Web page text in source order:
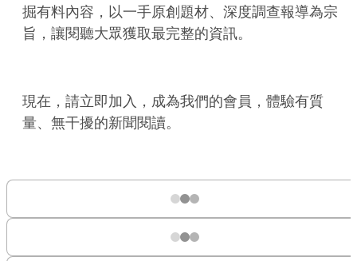
掘有料內容，以一手原創題材、深度調查報導為宗
旨，讓閱聽大眾獲取最完整的資訊。
現在，請立即加入，成為我們的會員，體驗有質
量、無干擾的新聞閱讀。